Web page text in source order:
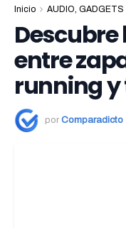
Inicio AUDIO, GADGETS
entre
running
por Comparadicto